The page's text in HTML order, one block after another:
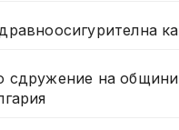
сдружение на